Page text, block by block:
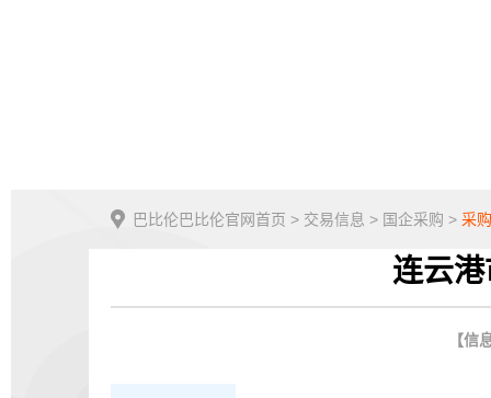
巴比伦巴比伦官网首页 > 交易信息 > 国企采购 > 采
连云
【信